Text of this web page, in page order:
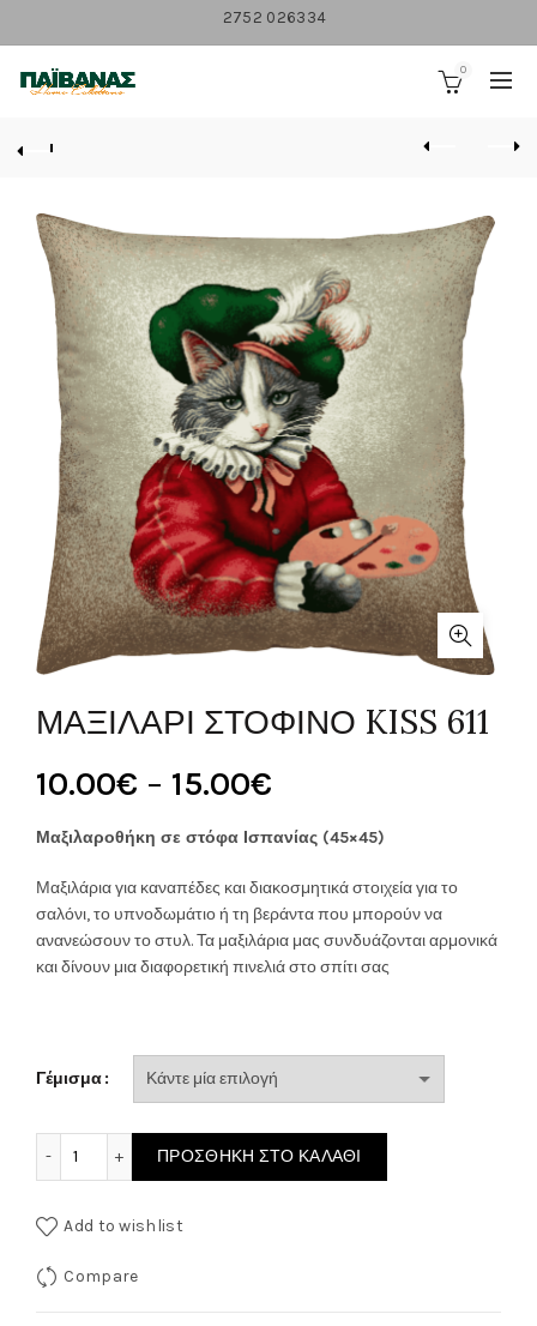
2752 026334
0
ΜΑΞΙΛΑΡΙ ΣΤΟΦΙΝΟ KISS 611
10.00€ – 15.00€
range:
10.00€
through
Μαξιλαροθήκη σε στόφα Ισπανίας (45×45)
Μαξιλάρια για καναπέδες και διακοσμητικά στοιχεία για το
σαλόνι, το υπνοδωμάτιο ή τη βεράντα που μπορούν να
ανανεώσουν το στυλ. Τα μαξιλάρια μας συνδυάζονται αρμονικά
και δίνουν μια διαφορετική πινελιά στο σπίτι σας
Γέμισμα
ΜΑΞΙΛΑΡΙ ΣΤΟΦΙΝΟ KISS 611 ποσότητα
ΠΡΟΣΘΉΚΗ ΣΤΟ ΚΑΛΆΘΙ
Add to wishlist
Compare